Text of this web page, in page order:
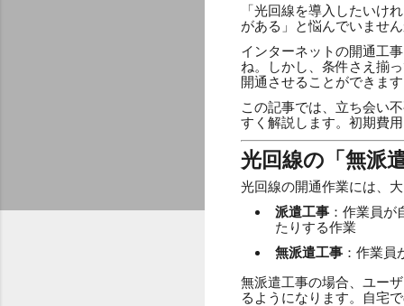
「光回線を導入したいけ
がある」と悩んでいませ
インターネットの開通工
ね。しかし、条件さえ揃
開通させることができま
この記事では、立ち会い
すく解説します。初期費
光回線の「無派
光回線の開通作業には、
派遣工事 ：作業員
たりする作業
無派遣工事 ：作業
無派遣工事の場合、ユー
るようになります。自宅